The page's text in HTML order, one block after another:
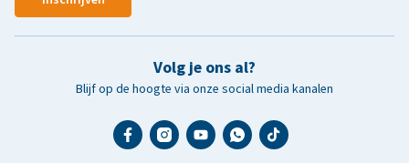
Volg je ons al?
Blijf op de hoogte via onze social media kanalen